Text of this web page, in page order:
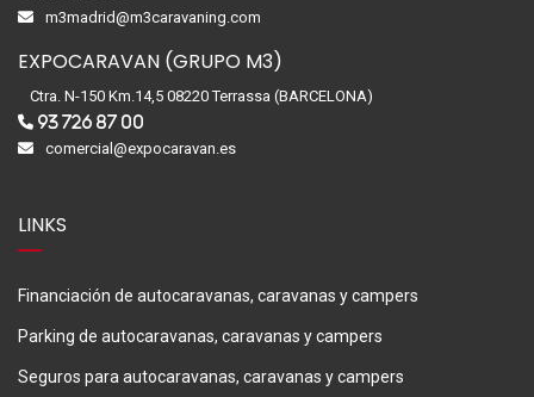
m3madrid@m3caravaning.com
EXPOCARAVAN (GRUPO M3)
Ctra. N-150 Km.14,5 08220 Terrassa (BARCELONA)
93 726 87 00
comercial@expocaravan.es
LINKS
Financiación de autocaravanas, caravanas y campers
Parking de autocaravanas, caravanas y campers
Seguros para autocaravanas, caravanas y campers